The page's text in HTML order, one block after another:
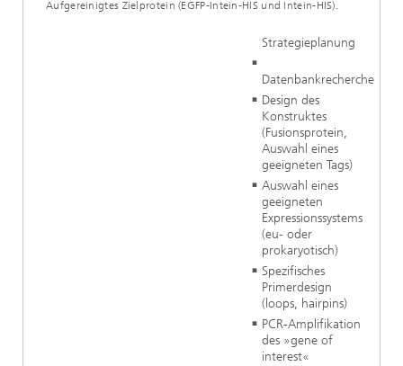
Aufgereinigtes Zielprotein (EGFP-Intein-HIS und Intein-HIS).
Strategieplanung
Datenbankrecherche
Design des
Konstruktes
(Fusionsprotein,
Auswahl eines
geeigneten Tags)
Auswahl eines
geeigneten
Expressionssystems
(eu- oder
prokaryotisch)
Spezifisches
Primerdesign
(loops, hairpins)
PCR-Amplifikation
des »gene of
interest«